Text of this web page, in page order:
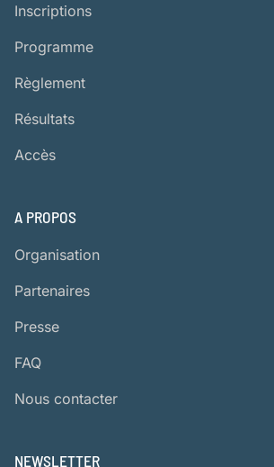
Inscriptions
Programme
Règlement
Résultats
Accès
A PROPOS
Organisation
Partenaires
Presse
FAQ
Nous contacter
NEWSLETTER